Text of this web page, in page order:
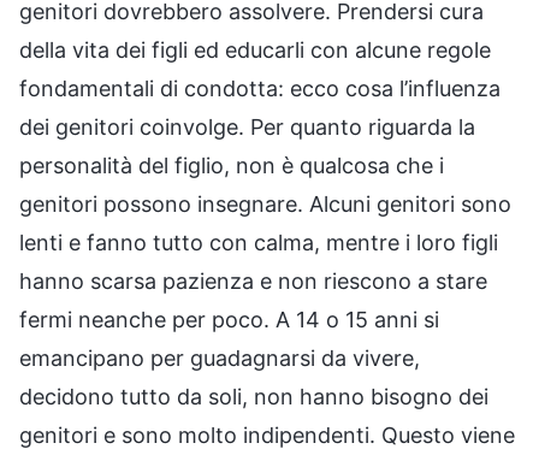
genitori dovrebbero assolvere. Prendersi cura
della vita dei figli ed educarli con alcune regole
fondamentali di condotta: ecco cosa l’influenza
dei genitori coinvolge. Per quanto riguarda la
personalità del figlio, non è qualcosa che i
genitori possono insegnare. Alcuni genitori sono
lenti e fanno tutto con calma, mentre i loro figli
hanno scarsa pazienza e non riescono a stare
fermi neanche per poco. A 14 o 15 anni si
emancipano per guadagnarsi da vivere,
decidono tutto da soli, non hanno bisogno dei
genitori e sono molto indipendenti. Questo viene